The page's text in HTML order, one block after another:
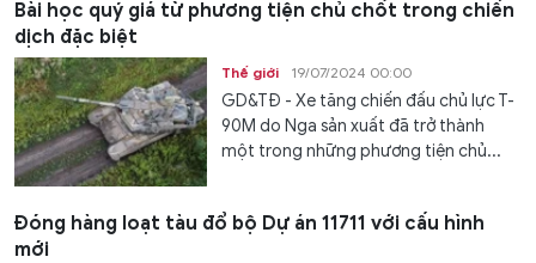
Bài học quý giá từ phương tiện chủ chốt trong chiến
dịch đặc biệt
Thế giới 19/07/2024 00:00
GD&TĐ - Xe tăng chiến đấu chủ lực T-
90M do Nga sản xuất đã trở thành
một trong những phương tiện chủ...
Đóng hàng loạt tàu đổ bộ Dự án 11711 với cấu hình
mới